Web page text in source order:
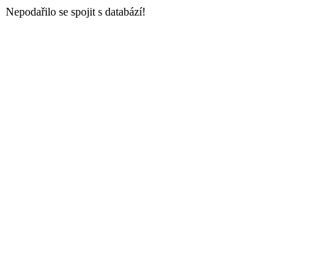
Nepodařilo se spojit s databází!